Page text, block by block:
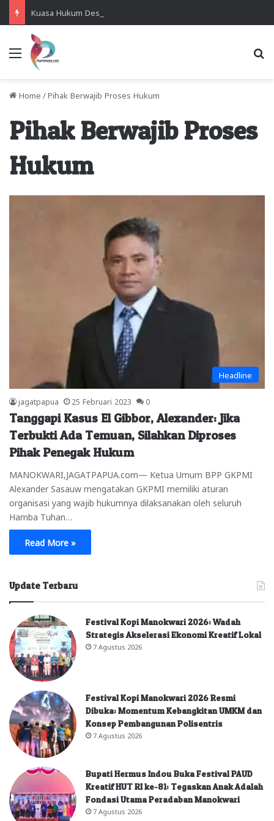
Menu
Home / Pihak Berwajib Proses Hukum
Pihak Berwajib Proses
Hukum
Headline
jagatpapua 25 Februari 2023 0
Tanggapi Kasus El Gibbor, Alexander: Jika
Terbukti Ada Temuan, Silahkan Diproses
Pihak Penegak Hukum
MANOKWARI,JAGATPAPUA.com— Ketua Umum BPP GKPMI
Alexander Sasauw mengatakan GKPMI memiliki aturan
organisasi yang wajib hukumnya dilaksanakan oleh seluruh
Hamba Tuhan…
Read More »
Update Terbaru
Festival Kopi Manokwari 2026: Wadah
Strategis Akselerasi Ekonomi Kreatif Lokal
7 Agustus 2026
Festival Kopi Manokwari 2026 Resmi
Dibuka: Momentum Kebangkitan UMKM dan
Konsep Pembangunan Polisentris
7 Agustus 2026
Bupati Hermus Indou Buka Festival PAUD
Kreatif HUT RI ke-81: Tegaskan Anak Adalah
Fondasi Utama Peradaban Manokwari
7 Agustus 2026